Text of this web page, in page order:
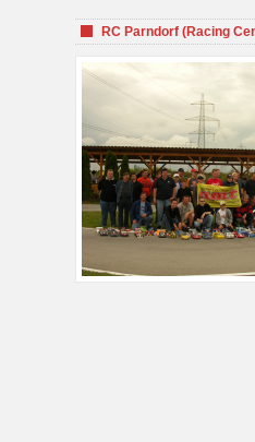
RC Parndorf (Racing